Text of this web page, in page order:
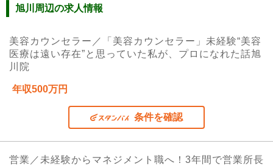
旭川周辺の求人情報
美容カウンセラー／「美容カウンセラー」未経験“美容
医療は遠い存在”と思っていた私が、プロになれた話旭
川院
年収500万円
条件を確認
営業／未経験からマネジメント職へ！3年間で営業所長